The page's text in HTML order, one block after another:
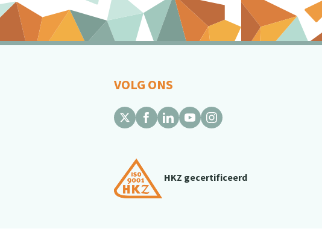
VOLG ONS
HKZ gecertificeerd